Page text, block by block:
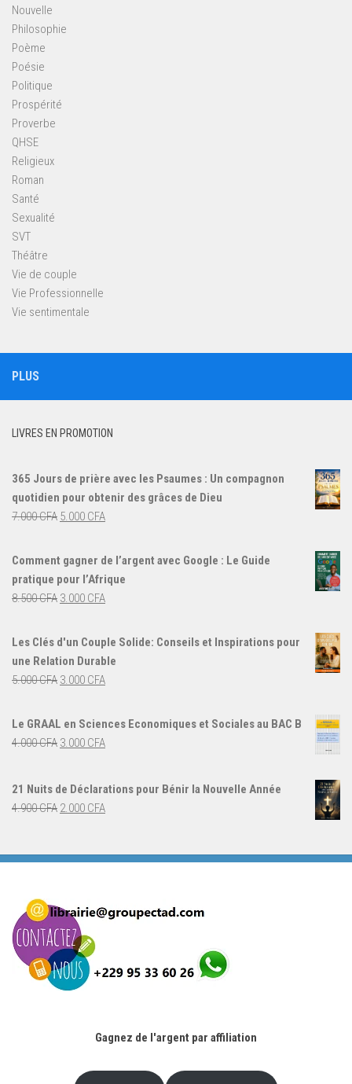
Nouvelle
Philosophie
Poème
Poésie
Politique
Prospérité
Proverbe
QHSE
Religieux
Roman
Santé
Sexualité
SVT
Théâtre
Vie de couple
Vie Professionnelle
Vie sentimentale
PLUS
LIVRES EN PROMOTION
365 Jours de prière avec les Psaumes : Un compagnon
quotidien pour obtenir des grâces de Dieu
7.000CFA Le
était :
7.000 CFA.
5.000 CFALe
actuel
est :
Comment gagner de l’argent avec Google : Le Guide
pratique pour l’Afrique
8.500CFA Le
initial
était :
8.500 CFA.
3.000 CFALe
actuel
est :
Les Clés d'un Couple Solide: Conseils et Inspirations pour
une Relation Durable
5.000CFA Le
initial
était :
3.000 CFALe
actuel
Le GRAAL en Sciences Economiques et Sociales au BAC B
4.000CFA Le
4.000 CFA.
3.000 CFALe
3.000 CFA.
21 Nuits de Déclarations pour Bénir la Nouvelle Année
4.900CFA Le
était :
2.000 CFALe
est :
Gagnez de l'argent par affiliation